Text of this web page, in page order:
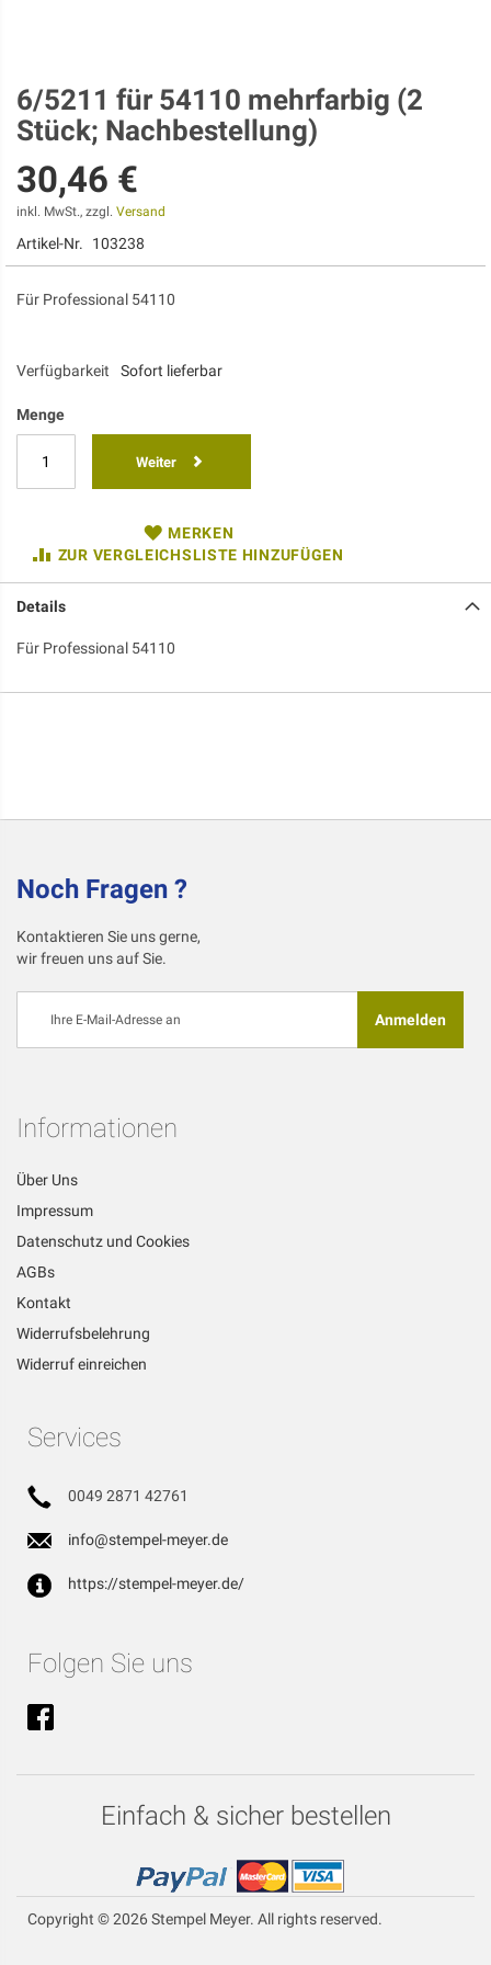
Zum
Anfang
der
springen
6/5211 für 54110 mehrfarbig (2
Stück; Nachbestellung)
30,46 €
inkl. MwSt., zzgl. Versand
Artikel-Nr. 103238
Für Professional 54110
Verfügbarkeit Sofort lieferbar
Menge
Weiter
MERKEN
ZUR VERGLEICHSLISTE HINZUFÜGEN
Details
Für Professional 54110
Noch Fragen ?
Kontaktieren Sie uns gerne,
wir freuen uns auf Sie.
sich
an:
Anmelden
Informationen
Über Uns
Impressum
Datenschutz und Cookies
AGBs
Kontakt
Widerrufsbelehrung
Widerruf einreichen
Services
0049 2871 42761
info@stempel-meyer.de
https://stempel-meyer.de/
Folgen Sie uns
Einfach & sicher bestellen
Copyright © 2026 Stempel Meyer. All rights reserved.